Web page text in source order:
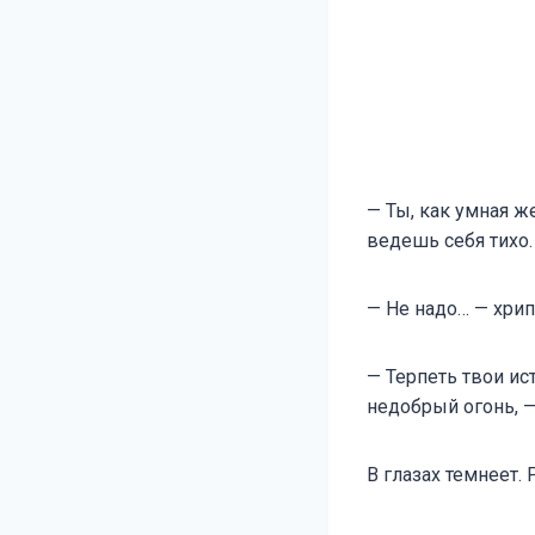
— Ты, как умная
ведешь себя
— Не надо… —
— Терпеть твои
недобрый огонь,
В глазах